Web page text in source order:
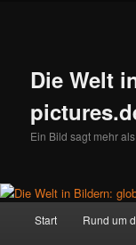
Die Welt
Ein Bild sagt mehr
Start Rund um